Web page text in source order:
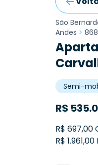
São
Andes >
Semi-
R$
R$ 697,00
R$